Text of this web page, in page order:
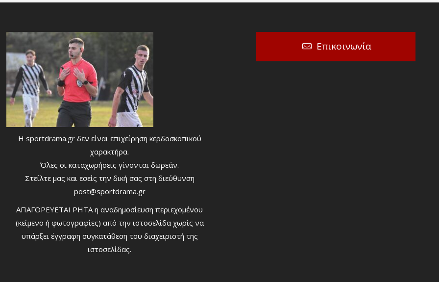
Η sportdrama.gr δεν είναι επιχείρηση κερδοσκοπικού
χαρακτήρα.
Όλες οι καταχωρήσεις γίνονται δωρεάν.
Στείλτε μας και εσείς την δική σας στη διεύθυνση
post@sportdrama.gr
ΑΠΑΓΟΡΕΥΕΤΑΙ ΡΗΤΑ η αναδημοσίευση περιεχομένου
(κείμενο ή φωτογραφίες) από την ιστοσελίδα χωρίς να
υπάρξει έγγραφη συγκατάθεση του διαχειριστή της
ιστοσελίδας.
Επικοινωνία